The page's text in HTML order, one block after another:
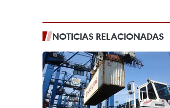
NOTICIAS RELACIONADAS